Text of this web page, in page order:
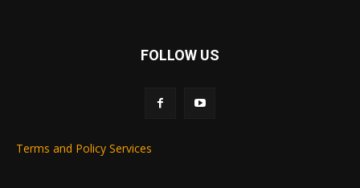
FOLLOW US
Terms and Policy Services